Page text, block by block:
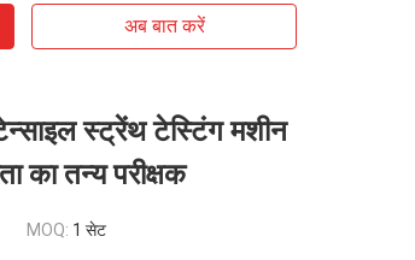
अब बात करें
स्ट्रेंथ टेस्टिंग मशीन
का तन्य परीक्षक
MOQ: 1 सेट